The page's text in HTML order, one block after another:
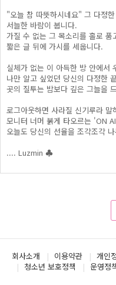
"오늘 참 따뜻하시네요" 그 다정
서늘한 바람이 붑니다.
가질 수 없는 그 목소리를 홀로 품
짧은 글 뒤에 가시를 세웁니다.
실체가 없는 이 아득한 방 안에서
나만 알고 싶었던 당신의 다정한
곳의 질투는 밤보다 깊은 그늘을
로그아웃하면 사라질 신기루라 말
모니터 너머 붉게 타오르는 'ON
오늘도 당신의 선율을 조각조각
.... Luzmin ♣
회사소개 이용약관 개인
청소년 보호정책
운영정